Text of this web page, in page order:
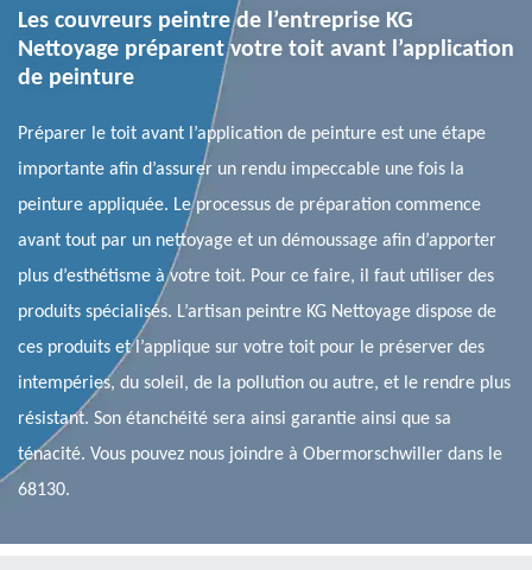
Les couvreurs peintre de l’entreprise KG
Nettoyage préparent votre toit avant l’application
de peinture
Préparer le toit avant l’application de peinture est une étape
importante afin d’assurer un rendu impeccable une fois la
peinture appliquée. Le processus de préparation commence
avant tout par un nettoyage et un démoussage afin d’apporter
plus d’esthétisme à votre toit. Pour ce faire, il faut utiliser des
produits spécialisés. L’artisan peintre KG Nettoyage dispose de
ces produits et l’applique sur votre toit pour le préserver des
intempéries, du soleil, de la pollution ou autre, et le rendre plus
résistant. Son étanchéité sera ainsi garantie ainsi que sa
ténacité. Vous pouvez nous joindre à Obermorschwiller dans le
68130.